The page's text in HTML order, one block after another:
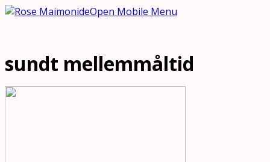
Open Mobile Menu
sundt mellemmåltid